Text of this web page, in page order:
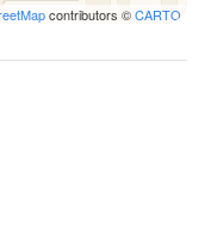
contributors ©CARTO